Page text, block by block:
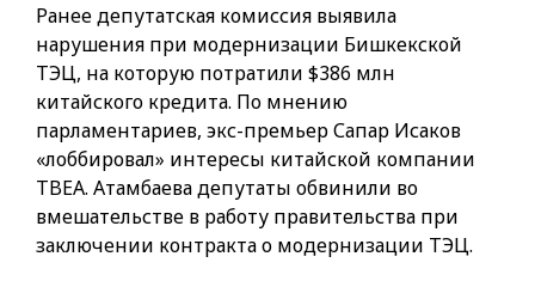
Ранее депутатская комиссия выявила
нарушения при модернизации Бишкекской
ТЭЦ, на которую потратили $386 млн
китайского кредита. По мнению
парламентариев, экс-премьер Сапар Исаков
«лоббировал» интересы китайской компании
TBEA. Атамбаева депутаты обвинили во
вмешательстве в работу правительства при
заключении контракта о модернизации ТЭЦ.